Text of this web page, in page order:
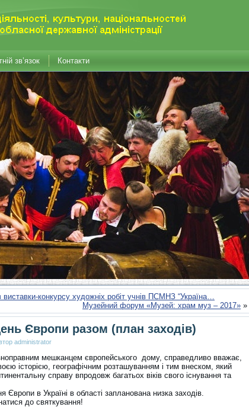
зв’язок Контакти
конкурсу художніх робіт учнів ПСМНЗ “Україна…
Музейний форум «Музей: храм муз – 2017» »
Європи разом (план заходів)
administrator
мешканцем європейського дому, справедливо вважає,
історією, географічним розташуванням і тим внеском, який
справу впродовж багатьох віків свого існування та
Європи в Україні в області запланована низка заходів.
до святкування!